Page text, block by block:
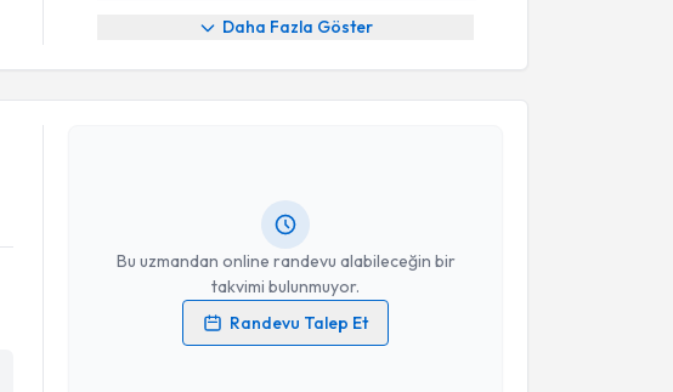
Daha Fazla Göster
Bu uzmandan online randevu alabileceğin bir
takvimi bulunmuyor.
Randevu Talep Et
Randevu Takvimi Talebi
Op. Dr. Sinharib Çitgez
Kişisel verilerimin işlenmesine ilişkinAydınlatma Metni